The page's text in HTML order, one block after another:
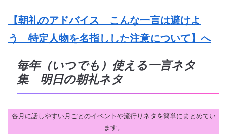
【朝礼のアドバイス こんな一言は避けよ
う 特定人物を名指しした注意について】へ
毎年（いつでも）使える一言ネタ
集 明日の朝礼ネタ
各月に話しやすい月ごとのイベントや流行りネタを簡単にまとめてい
ます。